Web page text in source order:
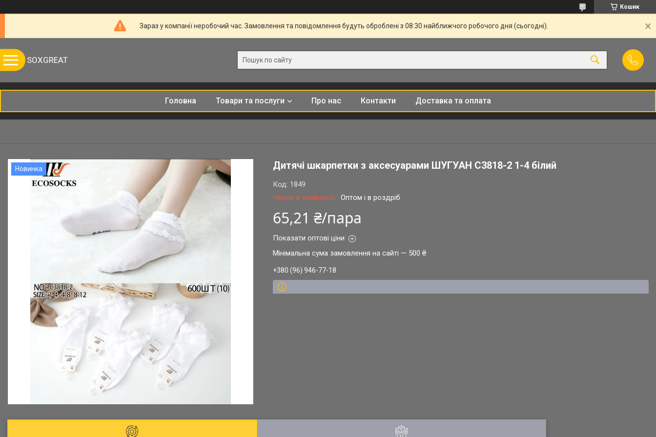
Кошик
Зараз у компанії неробочий час. Замовлення та повідомлення будуть оброблені з 08:30 найближчого робочого дня (сьогодні).
SOXGREAT
Головна Товари та послуги Про нас Контакти Доставка та оплата
Новинка Дитячі шкарпетки з аксесуарами ШУГУАН С3818-2 1-4 білий
Немає в наявності Оптом і в роздріб
Код: 1849
65,21 ₴/пара
Показати оптові ціни
Мінімальна сума замовлення на сайті — 500 ₴
+380 (96) 946-77-18